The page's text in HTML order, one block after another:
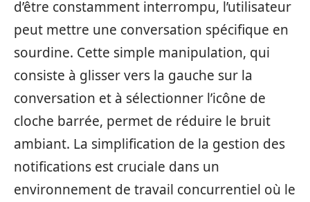
d’être constamment interrompu, l’utilisateur
peut mettre une conversation spécifique en
sourdine. Cette simple manipulation, qui
consiste à glisser vers la gauche sur la
conversation et à sélectionner l’icône de
cloche barrée, permet de réduire le bruit
ambiant. La simplification de la gestion des
notifications est cruciale dans un
environnement de travail concurrentiel où le